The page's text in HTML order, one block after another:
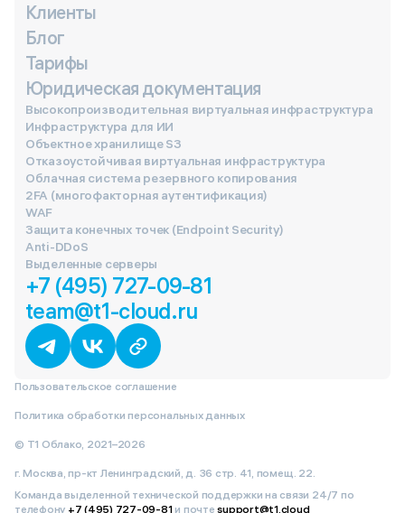
Клиенты
Блог
Тарифы
Юридическая документация
Высокопроизводительная виртуальная инфраструктура
Инфраструктура для ИИ
Объектное хранилище S3
Отказоустойчивая виртуальная инфраструктура
Облачная система резервного копирования
2FA (многофакторная аутентификация)
WAF
Защита конечных точек (Endpoint Security)
Anti-DDoS
Выделенные серверы
+7 (495) 727-09-81
team@t1-cloud.ru
Пользовательское соглашение
Политика обработки персональных данных
© Т1 Облако, 2021–2026
г. Москва, пр-кт Ленинградский, д. 36 стр. 41, помещ. 22.
Команда выделенной технической поддержки на связи 24/7 по
телефону +7 (495) 727-09-81и почтеsupport@t1.cloud